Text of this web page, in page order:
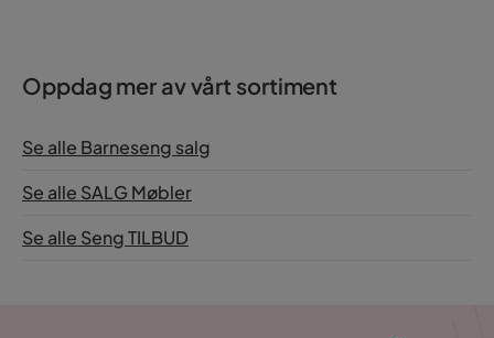
Oppdag mer av vårt sortiment
Se alle Barneseng salg
Se alle SALG Møbler
Se alle Seng TILBUD